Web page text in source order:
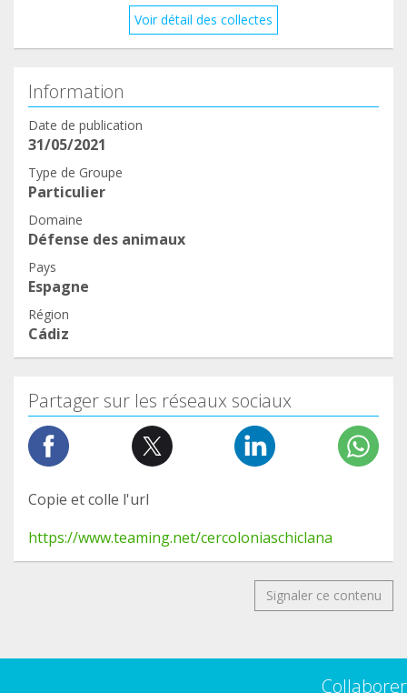
Voir détail des collectes
Information
Date de publication
31/05/2021
Type de Groupe
Particulier
Domaine
Défense des animaux
Pays
Espagne
Région
Cádiz
Partager sur les réseaux sociaux
Copie et colle l'url
https://www.teaming.net/cercoloniaschiclana
Signaler ce contenu
Collaborer